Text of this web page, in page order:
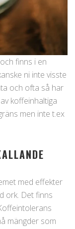
finns i en
ni inte visste
och ofta så har
koffeinhaltiga
men inte t.ex
med effekter
ork. Det finns
mängder som